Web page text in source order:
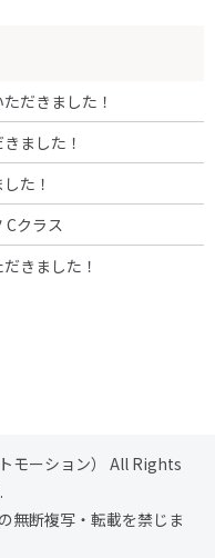
だきました！
ました！
た！
Cクラス
きました！
モーション） All Rights
無断複写・転載を禁じま